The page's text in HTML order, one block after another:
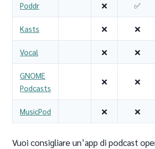
Poddr ❌ ✅
Kasts ❌ ❌
Vocal ❌ ❌
GNOME
Podcasts
❌ ❌
MusicPod ❌ ❌
Vuoi consigliare un’app di podcast